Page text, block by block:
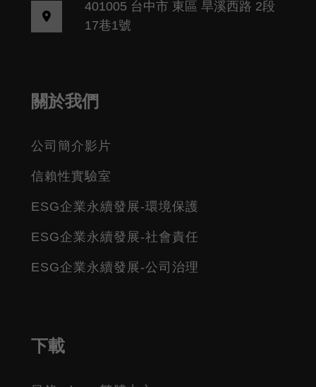
401005 台中市 東區 旱溪西路 2段
17巷1號
關於我們
公司簡介影片
信賴性實驗室
ESG企業永續發展-環境保護
ESG企業永續發展-社會責任
ESG企業永續發展-公司治理
下載